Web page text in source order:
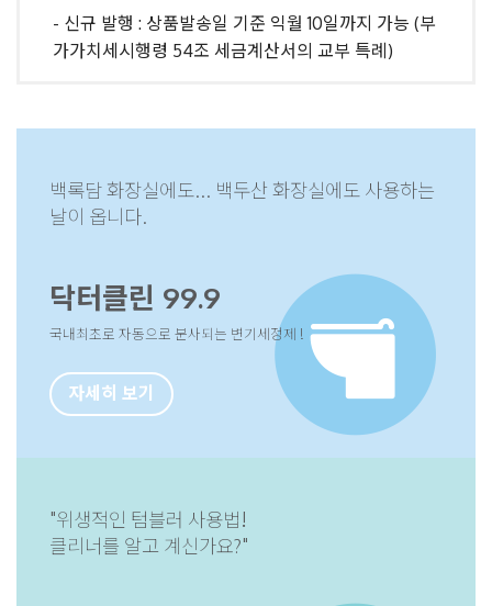
- 신규 발행 : 상품발송일 기준 익월 10일까지 가능 (부
가가치세시행령 54조 세금계산서의 교부 특례)
에도 사용하는
욕실세정제는 모두 똑같다?
욕실세정제
욕실의 찌든 때, 묵은때를 한번에 싹싹!
자세히 보기
커피포트 바닥의 스케일은 닦을수